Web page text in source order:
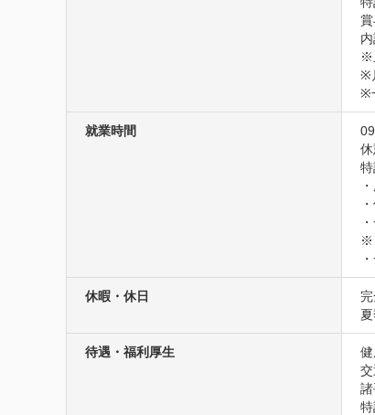
※
※
※
就業時間
※
休暇・休日
待遇・福利厚生